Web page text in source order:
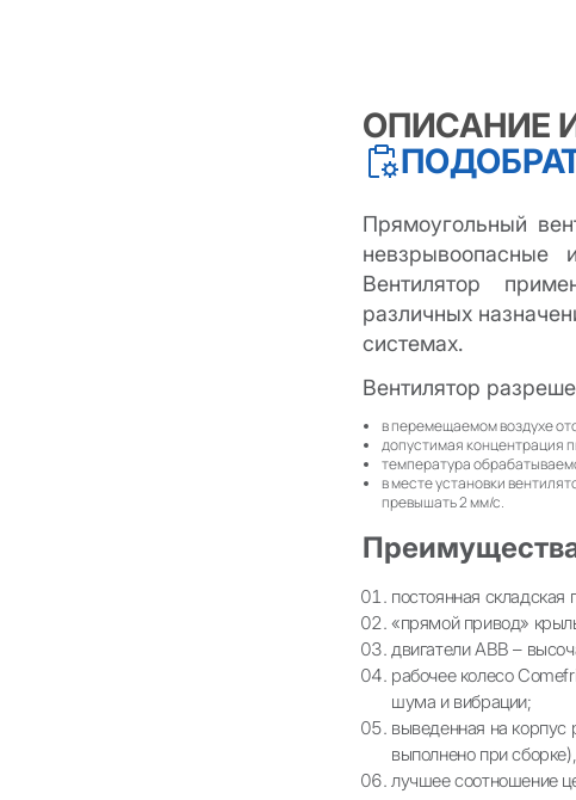
ОПИСАНИЕ
Прямоугольный
невзрывоопасные
Вентилятор
различных
системах.
Вентилятор
в перемещаемом воздухе
допустимая концентрация
температура
в месте установки
превышать 2 мм/с.
постоянная
«прямой привод»
двигатели АВВ –
рабочее колесо
шума и вибрации;
выведенная на корпус
выполнено при
лучшее соотношение